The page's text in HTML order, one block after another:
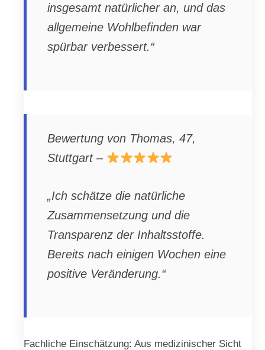
insgesamt natürlicher an, und das
allgemeine Wohlbefinden war
spürbar verbessert.“
Bewertung von Thomas, 47,
Stuttgart –
„Ich schätze die natürliche
Zusammensetzung und die
Transparenz der Inhaltsstoffe.
Bereits nach einigen Wochen eine
positive Veränderung.“
Fachliche Einschätzung: Aus medizinischer Sicht